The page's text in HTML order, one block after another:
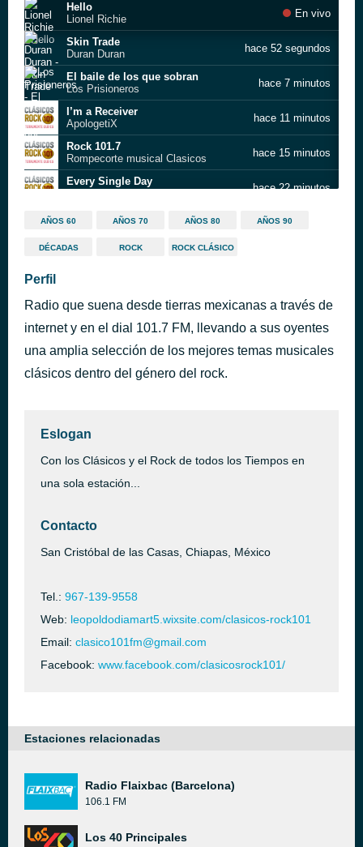
Hello
Lionel Richie
En vivo
Skin Trade
Duran Duran
hace 52 segundos
El baile de los que sobran
Los Prisioneros
hace 7 minutos
I’m a Receiver
ApologetiX
hace 11 minutos
Rock 101.7
Rompecorte musical Clasicos
hace 15 minutos
Every Single Day
hace 22 minutos
7 Fragen
hace 26 minutos
Tren Al Sur
Ring My Bell
Anita Ward
hace 40 minutos
AÑOS 60 AÑOS 70 AÑOS 80 AÑOS 90
DÉCADAS ROCK ROCK CLÁSICO
Perfil
Radio que suena desde tierras mexicanas a través de
internet y en el dial 101.7 FM, llevando a sus oyentes
una amplia selección de los mejores temas musicales
clásicos dentro del género del rock.
Eslogan
Con los Clásicos y el Rock de todos los Tiempos en
una sola estación...
Contacto
San Cristóbal de las Casas, Chiapas, México
Tel.: 967-139-9558
Web: leopoldodiamart5.wixsite.com/clasicos-rock101
Email: clasico101fm@gmail.com
Facebook: www.facebook.com/clasicosrock101/
Estaciones relacionadas
Radio Flaixbac (Barcelona)
106.1 FM
Los 40 Principales